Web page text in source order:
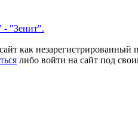
- "Зенит".
как незарегистрированный
либо войти на сайт под